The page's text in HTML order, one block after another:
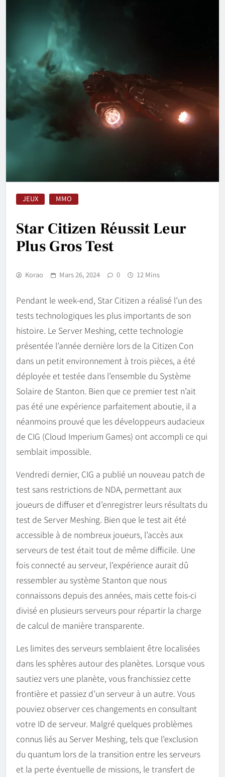
JEUX MMO
Star Citizen Réussit Leur
Plus Gros Test
Korao Mars 26, 2024 0 12 Mins
Pendant le week-end, Star Citizen a réalisé l’un des
tests technologiques les plus importants de son
histoire. Le Server Meshing, cette technologie
présentée l’année dernière lors de la Citizen Con
dans un petit environnement à trois pièces, a été
déployée et testée dans l’ensemble du Système
Solaire de Stanton. Bien que ce premier test n’ait
pas été une expérience parfaitement aboutie, il a
néanmoins prouvé que les développeurs audacieux
de CIG (Cloud Imperium Games) ont accompli ce qui
semblait impossible.
Vendredi dernier, CIG a publié un nouveau patch de
test sans restrictions de NDA, permettant aux
joueurs de diffuser et d’enregistrer leurs résultats du
test de Server Meshing. Bien que le test ait été
accessible à de nombreux joueurs, l’accès aux
serveurs de test était tout de même difficile. Une
fois connecté au serveur, l’expérience aurait dû
ressembler au système Stanton que nous
connaissons depuis des années, mais cette fois-ci
divisé en plusieurs serveurs pour répartir la charge
de calcul de manière transparente.
Les limites des serveurs semblaient être localisées
dans les sphères autour des planètes. Lorsque vous
sautiez vers une planète, vous franchissiez cette
frontière et passiez d’un serveur à un autre. Vous
pouviez observer ces changements en consultant
votre ID de serveur. Malgré quelques problèmes
connus liés au Server Meshing, tels que l’exclusion
du quantum lors de la transition entre les serveurs
et la perte éventuelle de missions, le transfert de